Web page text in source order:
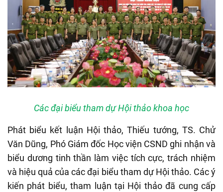
Các đại biểu tham dự Hội thảo khoa học
Phát biểu kết luận Hội thảo, Thiếu tướng, TS. Chử
Văn Dũng, Phó Giám đốc Học viện CSND ghi nhận và
biểu dương tinh thần làm việc tích cực, trách nhiệm
và hiệu quả của các đại biểu tham dự Hội thảo. Các ý
kiến phát biểu, tham luận tại Hội thảo đã cung cấp